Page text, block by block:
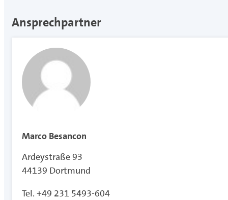
Ansprechpartner
Marco Besancon
Ardeystraße 93
44139 Dortmund
Tel. +49 231 5493-604